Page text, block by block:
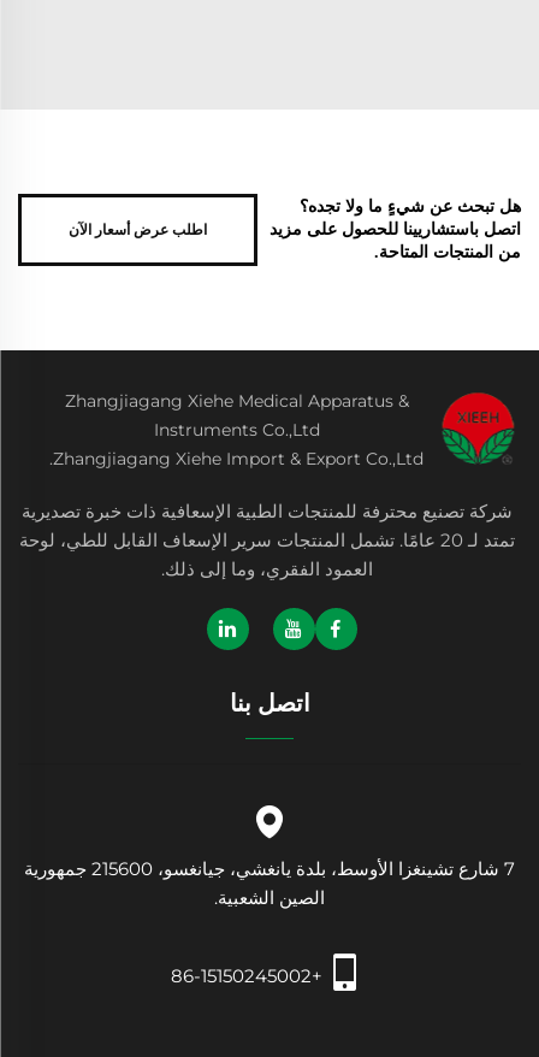
هل تبحث عن شيءٍ ما ولا تجده؟
اتصل باستشاريينا للحصول على مزيد
من المنتجات المتاحة.
اطلب عرض أسعار الآن
Zhangjiagang Xiehe Medical Apparatus &
Instruments Co.,Ltd
Zhangjiagang Xiehe Import & Export Co.,Ltd.
شركة تصنيع محترفة للمنتجات الطبية الإسعافية ذات خبرة تصديرية
تمتد لـ 20 عامًا. تشمل المنتجات سرير الإسعاف القابل للطي، لوحة
العمود الفقري، وما إلى ذلك.
اتصل بنا
7 شارع تشينغزا الأوسط، بلدة يانغشي، جيانغسو، 215600 جمهورية
الصين الشعبية.
+86-15150245002